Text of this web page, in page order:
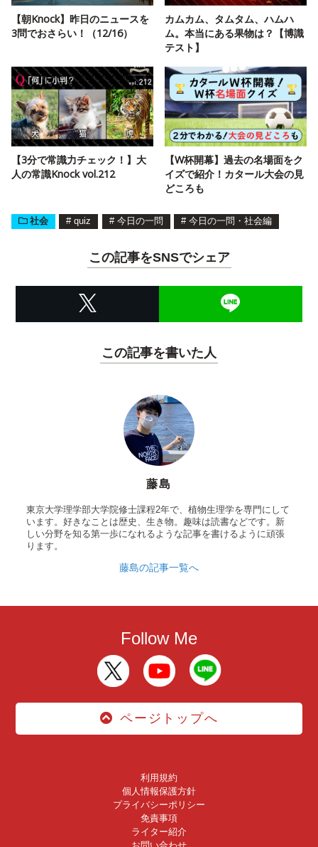
【朝Knock】昨日のニュースを
3問でおさらい！（12/16）
カムカム、タムタム、ハムハ
ム。本当にある果物は？【博識
テスト】
【3分で常識力チェック！】大
人の常識Knock vol.212
【W杯開幕】過去の名場面をク
イズで紹介！カタール大会の見
どころも
社会 # quiz # 今日の一問 # 今日の一問・社会編
この記事をSNSでシェア
この記事を書いた人
藤島
東京大学理学部大学院修士課程2年で、植物生理学を専門にして
います。好きなことは歴史、生き物。趣味は読書などです。新
しい分野を知る第一歩になれるような記事を書けるように頑張
ります。
藤島の記事一覧へ
Follow Me
ページトップへ
利用規約
個人情報保護方針
プライバシーポリシー
免責事項
ライター紹介